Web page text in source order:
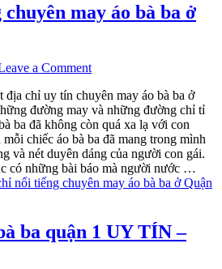
may áo bà ba ở
a Comment
địa chỉ uy tín chuyên may áo bà ba ở
đường may và những đường chỉ tỉ
ba đã không còn quá xa lạ với con
chiếc áo bà ba đã mang trong mình
và nét duyên dáng của người con gái.
có những bài báo mà người nước …
nổi tiếng chuyên may áo bà ba ở Quận
ba quận 1 UY TÍN –